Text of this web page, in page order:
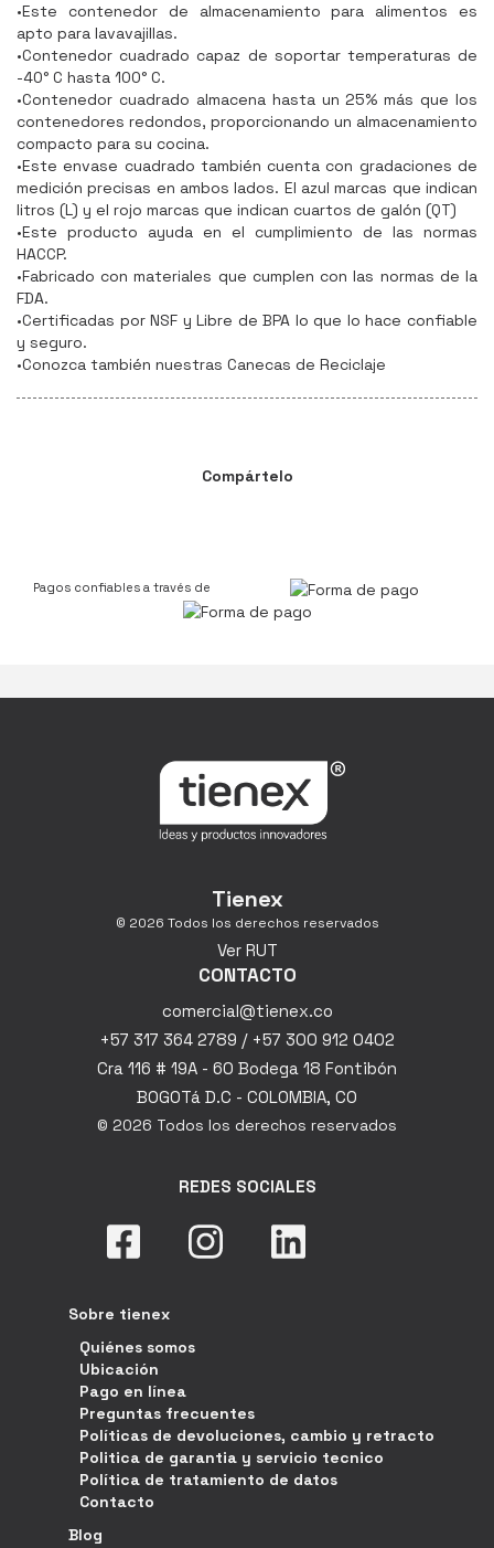
•Este contenedor de almacenamiento para alimentos es
apto para lavavajillas.
•Contenedor cuadrado capaz de soportar temperaturas de
-40° C hasta 100° C.
•Contenedor cuadrado almacena hasta un 25% más que los
contenedores redondos, proporcionando un almacenamiento
compacto para su cocina.
•Este envase cuadrado también cuenta con gradaciones de
medición precisas en ambos lados. El azul marcas que indican
litros (L) y el rojo marcas que indican cuartos de galón (QT)
•Este producto ayuda en el cumplimiento de las normas
HACCP.
•Fabricado con materiales que cumplen con las normas de la
FDA.
•Certificadas por NSF y Libre de BPA lo que lo hace confiable
y seguro.
•Conozca también nuestras Canecas de Reciclaje
Compártelo
Pagos confiables a través de
Tienex
© 2026 Todos los derechos reservados
Ver RUT
CONTACTO
comercial@tienex.co
+57 317 364 2789 / +57 300 912 0402
Cra 116 # 19A - 60 Bodega 18 Fontibón
BOGOTá D.C - COLOMBIA, CO
© 2026 Todos los derechos reservados
REDES SOCIALES
Sobre tienex
Quiénes somos
Ubicación
Pago en línea
Preguntas frecuentes
Políticas de devoluciones, cambio y retracto
Politica de garantia y servicio tecnico
Política de tratamiento de datos
Contacto
Blog